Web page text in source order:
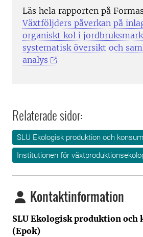
Läs hela rapporten på
Växtföljders påverkan på
organiskt kol i
systematisk översikt och
analys
Relaterade sidor:
SLU Ekologisk produktion och
Institutionen för
Kontaktinformation
SLU Ekologisk produktion och
(Epok)